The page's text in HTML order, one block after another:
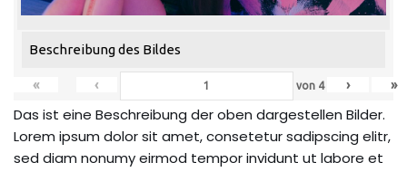
Beschreibung des Bildes
« ‹ von 4 › »
Das ist eine Beschreibung der oben dargestellen Bilder.
Lorem ipsum dolor sit amet, consetetur sadipscing elitr,
sed diam nonumy eirmod tempor invidunt ut labore et